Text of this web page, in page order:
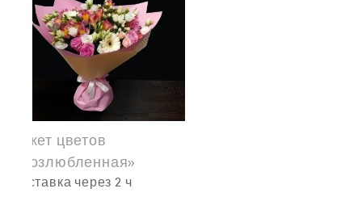
Букет цветов
«Возлюбленная»
доставка через 2 ч